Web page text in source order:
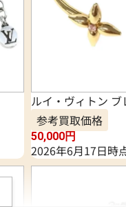
ルイ・ヴィトン
参考買取価格
50,000円
2026年6月17日時